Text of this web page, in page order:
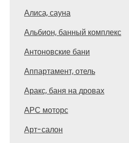
Алиса, сауна
Альбион, банный комплекс
Антоновские бани
Аппартамент, отель
Аракс, баня на дровах
АРС моторс
Арт-салон